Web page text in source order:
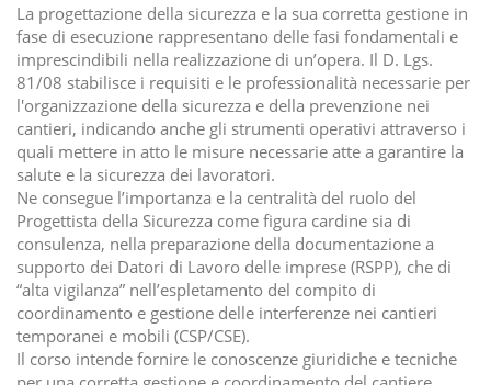
La progettazione della sicurezza e la sua corretta gestione in
fase di esecuzione rappresentano delle fasi fondamentali e
imprescindibili nella realizzazione di un’opera. Il D. Lgs.
81/08 stabilisce i requisiti e le professionalità necessarie per
l'organizzazione della sicurezza e della prevenzione nei
cantieri, indicando anche gli strumenti operativi attraverso i
quali mettere in atto le misure necessarie atte a garantire la
salute e la sicurezza dei lavoratori.
Ne consegue l’importanza e la centralità del ruolo del
Progettista della Sicurezza come figura cardine sia di
consulenza, nella preparazione della documentazione a
supporto dei Datori di Lavoro delle imprese (RSPP), che di
“alta vigilanza” nell’espletamento del compito di
coordinamento e gestione delle interferenze nei cantieri
temporanei e mobili (CSP/CSE).
Il corso intende fornire le conoscenze giuridiche e tecniche